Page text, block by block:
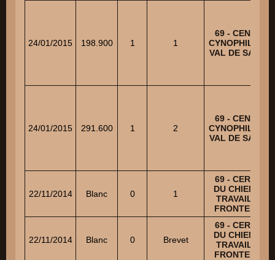
24/01/2015 198.900 1 1
69 - CENTRE
CYNOPHILE DU
VAL DE SAONE
24/01/2015 291.600 1 2
69 - CENTRE
CYNOPHILE DU
VAL DE SAONE
22/11/2014 Blanc 0 1
69 - CERCLE
DU CHIEN DE
TRAVAIL DE
FRONTENAS
22/11/2014 Blanc 0 Brevet
69 - CERCLE
DU CHIEN DE
TRAVAIL DE
FRONTENAS